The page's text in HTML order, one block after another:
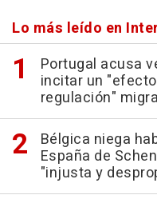
Lo más leído en
Portugal acusa
incitar un
regulación"
Bélgica niega
España de
"injusta y